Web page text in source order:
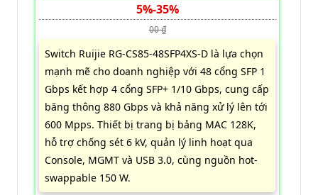
5%-35%
00 ₫
Switch Ruijie RG-CS85-48SFP4XS-D là lựa chọn
mạnh mẽ cho doanh nghiệp với 48 cổng SFP 1
Gbps kết hợp 4 cổng SFP+ 1/10 Gbps, cung cấp
băng thông 880 Gbps và khả năng xử lý lên tới
600 Mpps. Thiết bị trang bị bảng MAC 128K,
hỗ trợ chống sét 6 kV, quản lý linh hoạt qua
Console, MGMT và USB 3.0, cùng nguồn hot-
swappable 150 W.